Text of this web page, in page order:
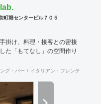
町堀センタービル７０５
掛け、料理・接客との密接
た「もてなし」の空間作り
グ・バー イタリアン・フレンチ